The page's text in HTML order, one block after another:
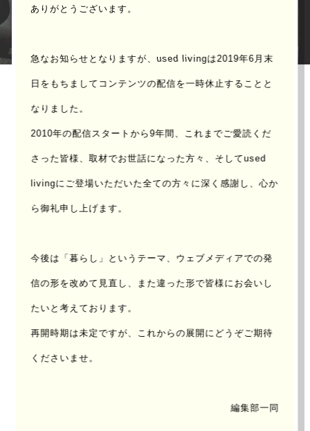
ありがとうございます。
急なお知らせとなりますが、used livingは2019年6月末
日をもちまして コンテンツの配信を一時休止することと
なりました。
2010年の配信スタートから9年間、これまでご愛読くだ
さった皆様、取材でお世話になった方々、 そしてused
livingにご登場いただいた全ての方々に深く感謝し、心か
ら御礼申し上げます。
今後は「暮らし」というテーマ、ウェブメディアでの発
信の形を改めて見直し、 また違った形で皆様にお会いし
たいと考えております。
再開時期は未定ですが、これからの展開にどうぞご期待
くださいませ。
編集部一同
「観光とローカルの間」東京・
砂町銀座商店街
UPDATE : 2014/Jul/19 ｜ AUTHOR : akiko taniguchi
日々の営みを支える地域に根ざした商
「観光とローカルの間」をテーマにした東京リサー